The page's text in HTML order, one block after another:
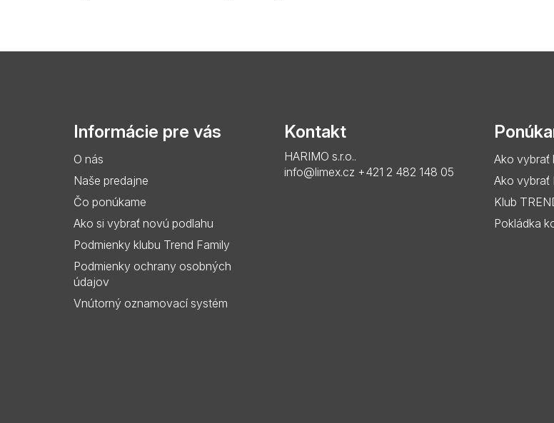
Informácie pre vás
O nás
Naše predajne
Čo ponúkame
Ako si vybrať novú podlahu
Podmienky klubu Trend Family
Podmienky ochrany osobných
údajov
Vnútorný oznamovací systém
Kontakt
HARIMO s.r.o..
info@limex.cz +421 2 482 148 05
Ako vybrať
Ako vybrať
Klub
Pokládka